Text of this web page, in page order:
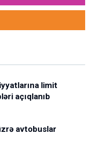
limit
açıqlanıb
avtobuslar